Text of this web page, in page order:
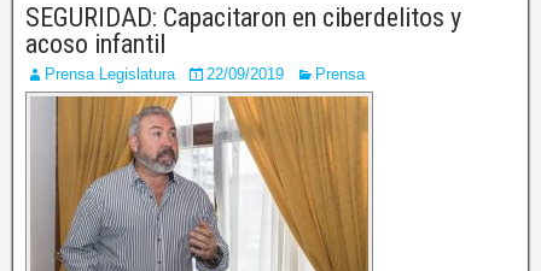
SEGURIDAD: Capacitaron en ciberdelitos y
acoso infantil
Prensa Legislatura 22/09/2019 Prensa